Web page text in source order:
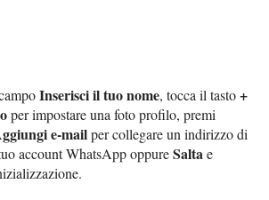
Inserisci il tuo nome, tocca il tasto+
per impostare una foto profilo, premi
e-mailper collegare un indirizzo di
account WhatsApp oppureSaltae